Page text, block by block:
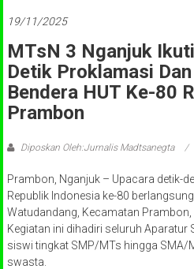
19/11/2025
MTsN 3 Nganjuk
Detik Proklamasi
Bendera HUT Ke-80
Prambon
Diposkan Oleh:Jurnalis Madtsanegta
Prambon, Nganjuk – Upacara detik-
Republik Indonesia ke-80
Watudandang, Kecamatan
Kegiatan ini dihadiri seluruh Aparatur
siswi tingkat SMP/MTs hingga SMA/
swasta.